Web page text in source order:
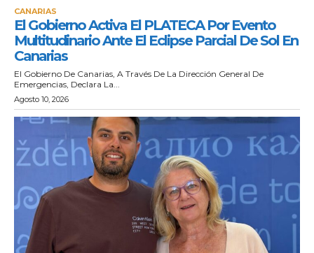
CANARIAS
El Gobierno Activa El PLATECA Por Evento
Multitudinario Ante El Eclipse Parcial De Sol En
Canarias
El Gobierno De Canarias, A Través De La Dirección General De
Emergencias, Declara La...
Agosto 10, 2026